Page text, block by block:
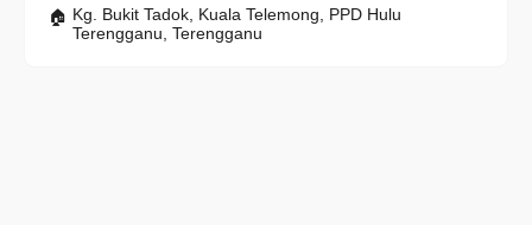
Kg. Bukit Tadok, Kuala Telemong, PPD Hulu
Terengganu, Terengganu